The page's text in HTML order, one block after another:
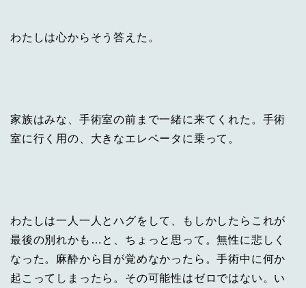
わたしは心からそう答えた。
家族はみな、手術室の前まで一緒に来てくれた。手術
室に行く用の、大きなエレベータに乗って。
わたしは一人一人とハグをして、もしかしたらこれが
最後の別れかも…と、ちょっと思って。無性に悲しく
なった。麻酔から目が覚めなかったら。手術中に何か
起こってしまったら。その可能性はゼロではない。い